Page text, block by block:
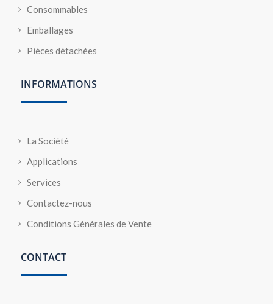
Consommables
Emballages
Pièces détachées
INFORMATIONS
La Société
Applications
Services
Contactez-nous
Conditions Générales de Vente
CONTACT